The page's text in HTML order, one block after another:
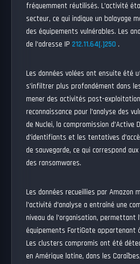
fréquemment réutilisés. L’activité
secteur, ce qui indique un balayage
des équipements vulnérables. Les
de l’adresse IP212.11.64[.]250 .
Les données volées ont ensuite été
s’infiltrer plus profondément dans
mener des activités post-
reconnaissance pour l’analyse des
de Nuclei, la compromission d’Active
d’identifiants et les tentatives
de sauvegarde, ce qui correspond
des ransomwares.
Les données recueillies par Amazon
l’activité d’analyse a entraîné une
niveau de l’organisation, permettant
équipements FortiGate appartenant
Les clusters compromis ont été
en Amérique latine, dans les